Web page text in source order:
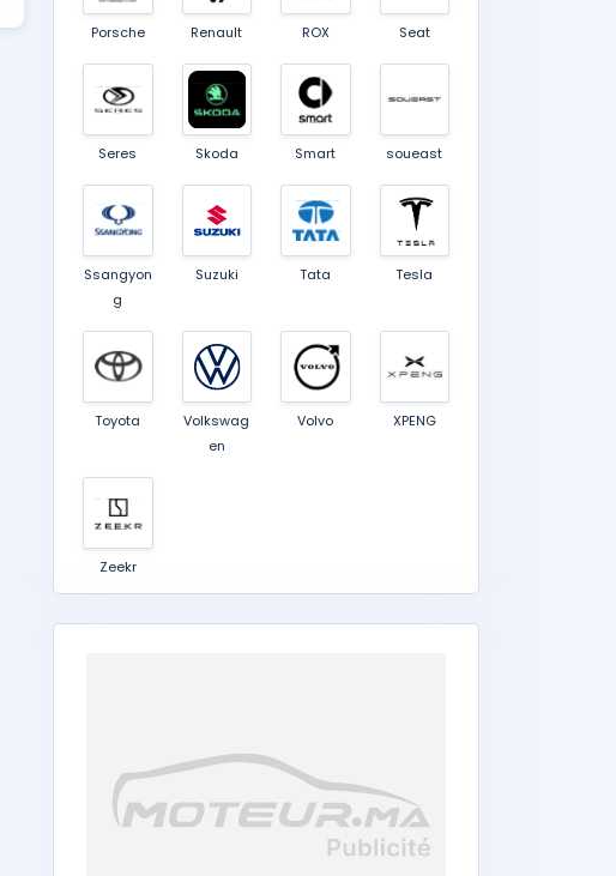
Porsche Renault ROX Seat
Seres Skoda Smart soueast
Ssangyon
g
Suzuki Tata Tesla
Toyota
Volkswag
en
Volvo XPENG
Zeekr